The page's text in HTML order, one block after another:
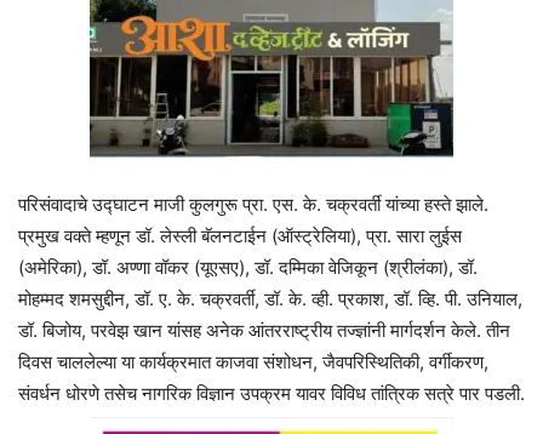
परिसंवादाचे उद्घाटन माजी कुलगुरू प्रा. एस. के. चक्रवर्ती यांच्या हस्ते झाले.
प्रमुख वक्ते म्हणून डॉ. लेस्ली बॅलनटाईन (ऑस्ट्रेलिया), प्रा. सारा लुईस
(अमेरिका), डॉ. अण्णा वॉकर (यूएसए), डॉ. दम्मिका वेजिकून (श्रीलंका), डॉ.
मोहम्मद शमसुद्दीन, डॉ. ए. के. चक्रवर्ती, डॉ. के. व्ही. प्रकाश, डॉ. व्हि. पी. उनियाल,
डॉ. बिजोय, परवेझ खान यांसह अनेक आंतरराष्ट्रीय तज्ज्ञांनी मार्गदर्शन केले. तीन
दिवस चाललेल्या या कार्यक्रमात काजवा संशोधन, जैवपरिस्थितिकी, वर्गीकरण,
संवर्धन धोरणे तसेच नागरिक विज्ञान उपक्रम यावर विविध तांत्रिक सत्रे पार पडली.